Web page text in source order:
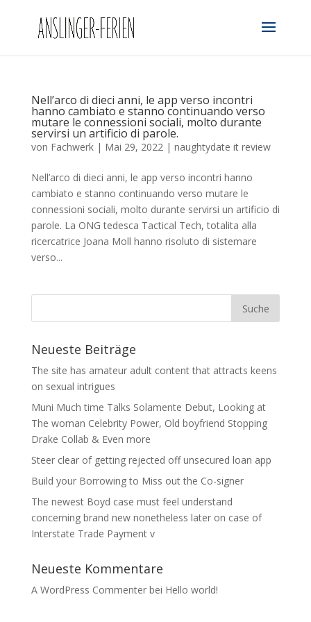
Nell’arco di dieci anni, le app verso incontri
hanno cambiato e stanno continuando verso
mutare le connessioni sociali, molto durante
servirsi un artificio di parole.
von Fachwerk| Mai 29, 2022| naughtydate it review
Nell’arco di dieci anni, le app verso incontri hanno
cambiato e stanno continuando verso mutare le
connessioni sociali, molto durante servirsi un artificio di
parole. La ONG tedesca Tactical Tech, totalita alla
ricercatrice Joana Moll hanno risoluto di sistemare
verso...
Neueste Beiträge
The site has amateur adult content that attracts keens
on sexual intrigues
Muni Much time Talks Solamente Debut, Looking at
The woman Celebrity Power, Old boyfriend Stopping
Drake Collab & Even more
Steer clear of getting rejected off unsecured loan app
Build your Borrowing to Miss out the Co-signer
The newest Boyd case must feel understand
concerning brand new nonetheless later on case of
Interstate Trade Payment v
Neueste Kommentare
A WordPress Commenterbei Hello world!